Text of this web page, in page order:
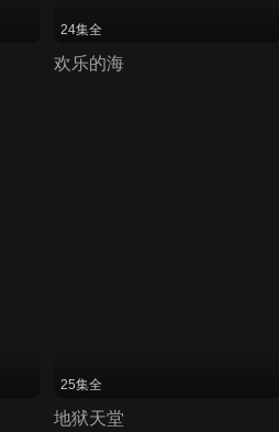
24集全
欢乐的海
25集全
地狱天堂